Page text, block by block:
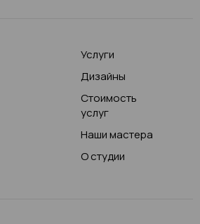
Услуги
Дизайны
Стоимость
услуг
Наши мастера
О студии